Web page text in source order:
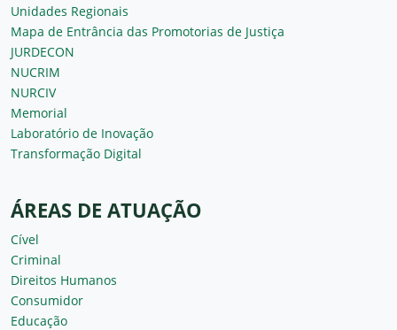
Unidades Regionais
Mapa de Entrância das Promotorias de Justiça
JURDECON
NUCRIM
NURCIV
Memorial
Laboratório de Inovação
Transformação Digital
ÁREAS DE ATUAÇÃO
Cível
Criminal
Direitos Humanos
Consumidor
Educação